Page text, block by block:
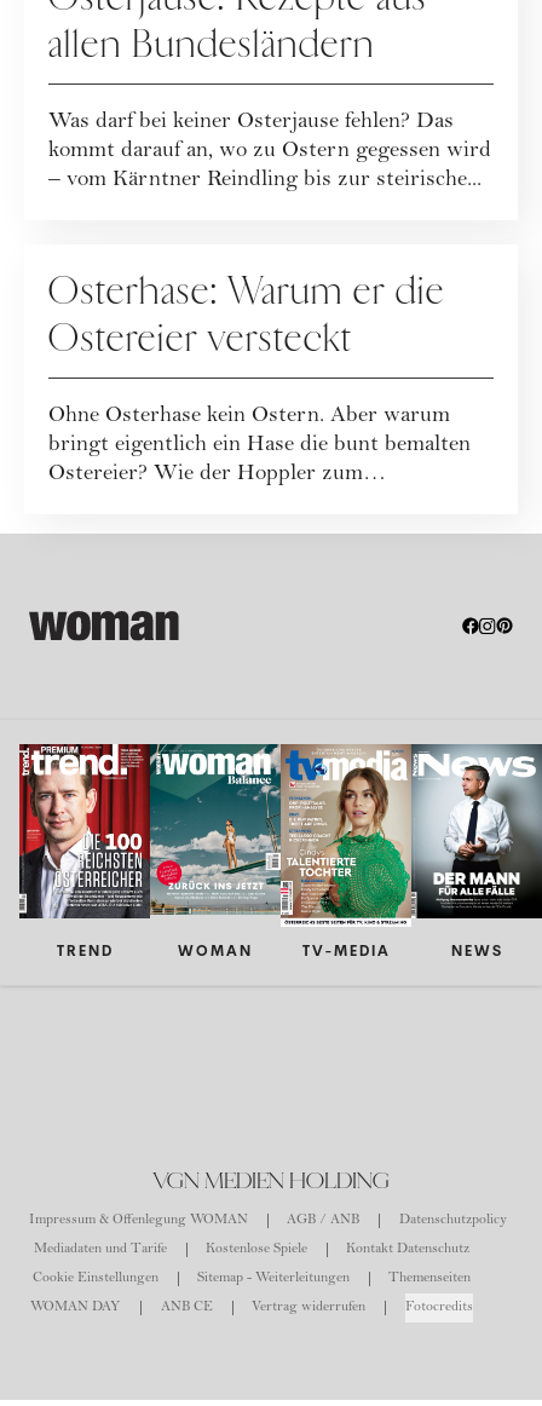
allen Bundesländern
Was darf bei keiner Osterjause fehlen? Das
kommt darauf an, wo zu Ostern gegessen wird
– vom Kärntner Reindling bis zur steirische...
Osterhase: Warum er die
Ostereier versteckt
Ohne Osterhase kein Ostern. Aber warum
bringt eigentlich ein Hase die bunt bemalten
Ostereier? Wie der Hoppler zum
TREND WOMAN TV-MEDIA NEWS
VGN MEDIEN HOLDING
Impressum & Offenlegung WOMAN AGB / ANB
Datenschutzpolicy
Mediadaten und Tarife
Kostenlose Spiele
Kontakt Datenschutz
Cookie Einstellungen
Sitemap - Weiterleitungen
Themenseiten
WOMAN DAY
ANB CE Vertrag widerrufen Fotocredits